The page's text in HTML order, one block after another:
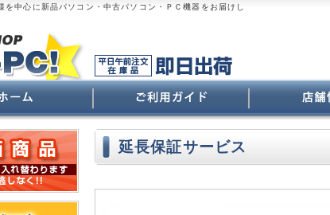
を中心に新品パソコン・中古パソコン・ＰＣ機器をお届けし
延長保証サービス